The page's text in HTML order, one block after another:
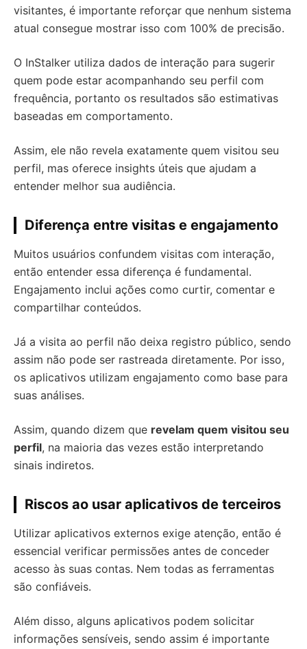
visitantes, é importante reforçar que nenhum sistema
atual consegue mostrar isso com 100% de precisão.
O InStalker utiliza dados de interação para sugerir
quem pode estar acompanhando seu perfil com
frequência, portanto os resultados são estimativas
baseadas em comportamento.
Assim, ele não revela exatamente quem visitou seu
perfil, mas oferece insights úteis que ajudam a
entender melhor sua audiência.
Diferença entre visitas e engajamento
Muitos usuários confundem visitas com interação,
então entender essa diferença é fundamental.
Engajamento inclui ações como curtir, comentar e
compartilhar conteúdos.
Já a visita ao perfil não deixa registro público, sendo
assim não pode ser rastreada diretamente. Por isso,
os aplicativos utilizam engajamento como base para
suas análises.
Assim, quando dizem que revelam quem visitou seu
perfil, na maioria das vezes estão interpretando
sinais indiretos.
Riscos ao usar aplicativos de terceiros
Utilizar aplicativos externos exige atenção, então é
essencial verificar permissões antes de conceder
acesso às suas contas. Nem todas as ferramentas
são confiáveis.
Além disso, alguns aplicativos podem solicitar
informações sensíveis, sendo assim é importante